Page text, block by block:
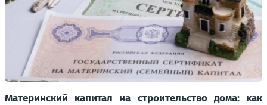
Материнский капитал на строительство дома: как